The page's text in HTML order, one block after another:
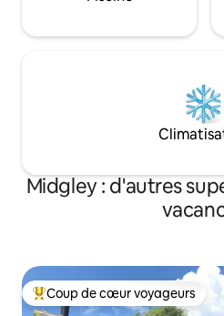
Midgley : d'autres
Coups de cœur voyageurs les
Coup de cœur voyageurs